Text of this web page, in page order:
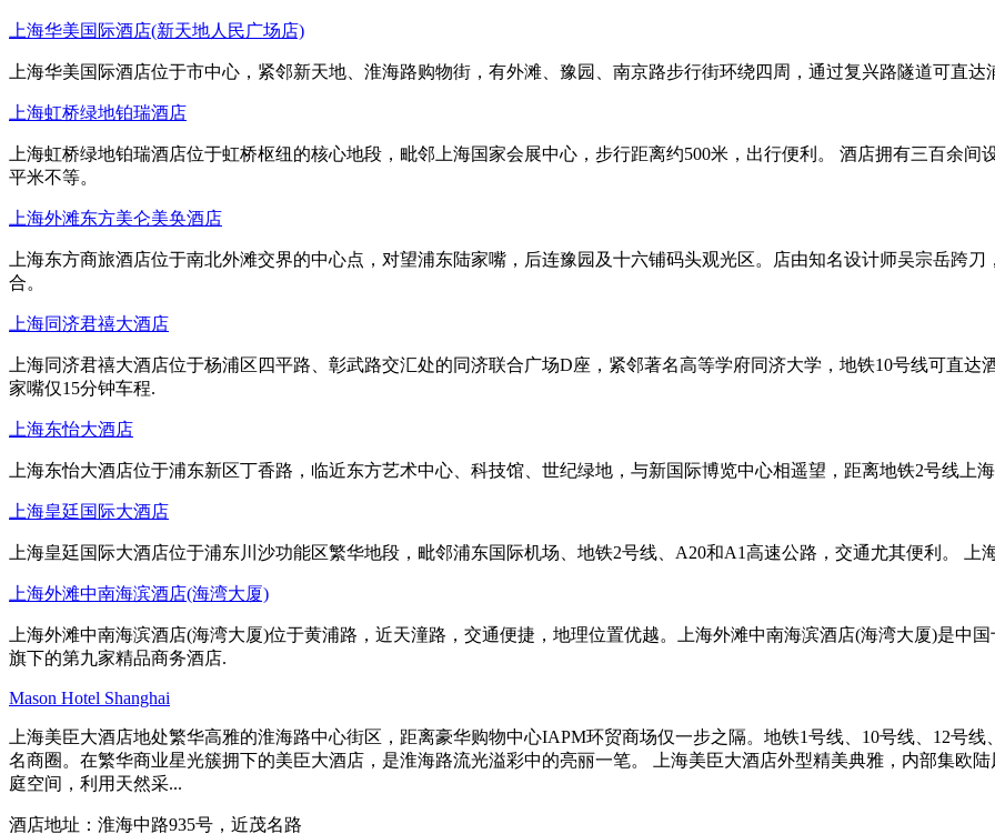
上海华美国际酒店(新天地人民广场店)
上海华美国际酒店位于市中心，紧邻新天地、淮海路购物街，有外滩、豫园、南京路步行街环绕四周，通过复兴路隧道可直
上海虹桥绿地铂瑞酒店
上海虹桥绿地铂瑞酒店位于虹桥枢纽的核心地段，毗邻上海国家会展中心，步行距离约500米，出行便利。 酒店拥有三百余
平米不等。
上海外滩东方美仑美奂酒店
上海东方商旅酒店位于南北外滩交界的中心点，对望浦东陆家嘴，后连豫园及十六铺码头观光区。店由知名设计师吴宗岳跨
合。
上海同济君禧大酒店
上海同济君禧大酒店位于杨浦区四平路、彰武路交汇处的同济联合广场D座，紧邻著名高等学府同济大学，地铁10号线可直
家嘴仅15分钟车程.
上海东怡大酒店
上海东怡大酒店位于浦东新区丁香路，临近东方艺术中心、科技馆、世纪绿地，与新国际博览中心相遥望，距离地铁2号线上
上海皇廷国际大酒店
上海皇廷国际大酒店位于浦东川沙功能区繁华地段，毗邻浦东国际机场、地铁2号线、A20和A1高速公路，交通尤其便利。 上
上海外滩中南海滨酒店(海湾大厦)
上海外滩中南海滨酒店(海湾大厦)位于黄浦路，近天潼路，交通便捷，地理位置优越。上海外滩中南海滨酒店(海湾大厦)是中
旗下的第九家精品商务酒店.
Mason Hotel Shanghai
上海美臣大酒店地处繁华高雅的淮海路中心街区，距离豪华购物中心IAPM环贸商场仅一步之隔。地铁1号线、10号线、12号
名商圈。在繁华商业星光簇拥下的美臣大酒店，是淮海路流光溢彩中的亮丽一笔。 上海美臣大酒店外型精美典雅，内部集欧
庭空间，利用天然采...
酒店地址：淮海中路935号，近茂名路